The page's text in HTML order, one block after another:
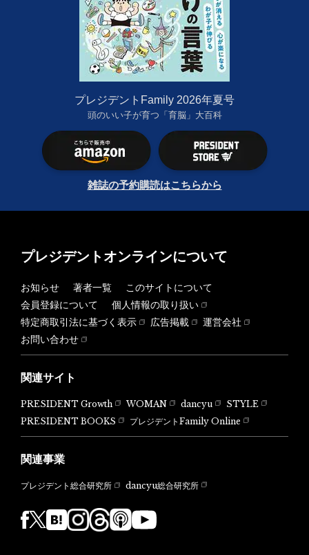
プレジデントFamily 2026年夏号
頭のいい子が育つ「育脳」大百科
雑誌の予約購読はこちらから
プレジデントオンラインについて
お知らせ 著者一覧
このサイトについて
会員登録について
個人情報の取り扱い
特定商取引法に基づく表示
広告掲載
運営会社
お問い合わせ
関連サイト
PRESIDENT Growth WOMAN dancyu
STYLE
PRESIDENT BOOKS
プレジデントFamily Online
関連事業
プレジデント総合研究所 dancyu総合研究所